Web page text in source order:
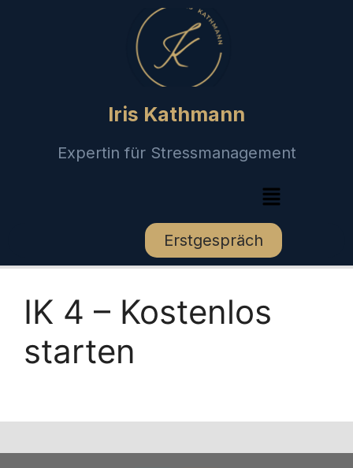
Iris Kathmann
Expertin für Stressmanagement
Erstgespräch
IK 4 – Kostenlos
starten